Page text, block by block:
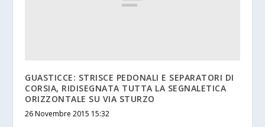
GUASTICCE: STRISCE PEDONALI E SEPARATORI DI
CORSIA, RIDISEGNATA TUTTA LA SEGNALETICA
ORIZZONTALE SU VIA STURZO
26 Novembre 2015 15:32